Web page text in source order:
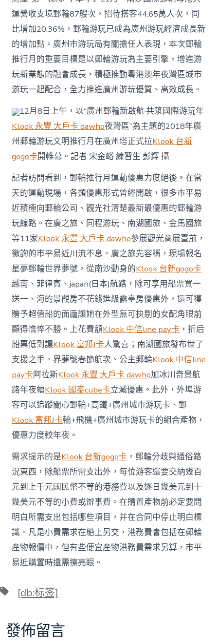
運營收支境郵輪87艘次，招待搭客44.65萬人次，同
比增加20.36%，郵輪游玩已成為廣州游玩經濟成長新
的增加點。廣州市游玩局有關擔任人表現，本次郵輪
推行月的重要目標是以郵輪游玩為主要引擎，增進游
玩新業態的融會成長，積極推動粵港澳年夜灣區城市
游玩一起配合，全力推進廣州游玩優質、高效成長。
12月8日上午，以“廣州郵輪新啟航·共筑國際游玩年
Klook 永豐 大戶卡 dawho夜灣區”為主題的2018年廣
州郵輪游玩文明推行月在廣州塔正式拉Klook 台新
gogo卡開帷幕。記者 宋金峪 練習生 彭鐸 攝
記者訪問看到，郵輪推行月運動優惠力度絕後。在當
天的運動現場，各類優惠形式曾經開啟，很多市平易
近積極向郵輪公司、觀光社清楚最新最優惠的郵輪游
玩線路。在廣之旅、同程游玩、南湖國旅、金馬國旅
等11家Klook 永豐 大戶卡 dawho參展觀光商展臺前，
徵詢的市平易近川流不息。廣之旅先容稱，現場報名
星夢郵輪世界夢號，從南沙動身的Klook 台新gogo卡
越南、菲律賓、japan(日本)航路，除可享用船票買一
送一、海的景觀房不花錢進級露臺房優惠外，還可獲
贈予超值船的面龐讓她在外型無可抉剔的女配角眼前
顯得憔悴不勝。上花費額Klook 中信line pay卡 ，折后
船票低到讓Klook 富邦J卡人驚喜；南湖國旅發布世了
支援之手。界夢號春節航次、公主郵輪Klook 中信line
pay卡阿拉斯Klook 永豐 大戶卡 dawho加冰川奇景航
路年夜幅Klook 國泰cube卡立減優惠。此外，外埠游
客可以追蹤關心郵輪+高鐵+廣州城市游玩卡、郵
Klook 富邦J卡輪+飛機+廣州城市游玩卡的組合產物，
優惠力度較年夜。
需求提示的是Klook 台新gogo卡 ，郵輪分歧與通俗路
況東西，除船票所需支出外，每位游客還要交納幾百
元到上千元國民幣不等的港務費以及逐日幾美元到十
幾美元不等的小費或辦事費。在購置產物前必定要問
明白所需支出包括哪些項目，并在合同中停止明白標
識。凡是小費需求在船上另交，港務費會包括在郵輪
產物報價中，但有些便宜產物港務費需求另算，市平
易近購置時還需擦亮眼。
標 [db:标签]
發佈留言